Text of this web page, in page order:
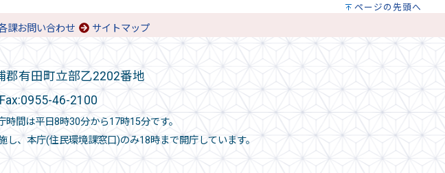
ページの先頭へ
課お問い合わせ サイトマップ
有田町立部乙2202番地
46-2100
間は平日8時30分から17時15分です。
、本庁(住民環境課窓口)のみ18時まで開庁しています。